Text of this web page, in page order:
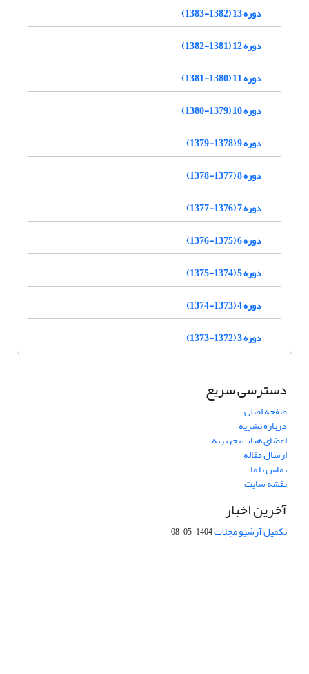
دوره 13 (1382-1383)
دوره 12 (1381-1382)
دوره 11 (1380-1381)
دوره 10 (1379-1380)
دوره 9 (1378-1379)
دوره 8 (1377-1378)
دوره 7 (1376-1377)
دوره 6 (1375-1376)
دوره 5 (1374-1375)
دوره 4 (1373-1374)
دوره 3 (1372-1373)
دسترسی سریع
صفحه اصلی
درباره نشریه
اعضای هیات تحریریه
ارسال مقاله
تماس با ما
نقشه سایت
آخرین اخبار
تکمیل آرشیو مجلات1404-05-08